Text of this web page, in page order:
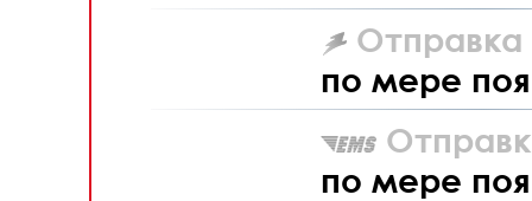
Отправка
по мере
по мере